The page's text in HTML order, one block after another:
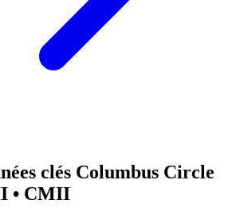
clés Columbus Circle
• CMII